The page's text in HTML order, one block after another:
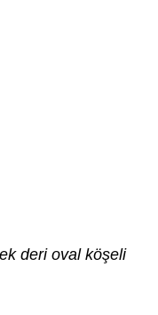
deri oval köşeli